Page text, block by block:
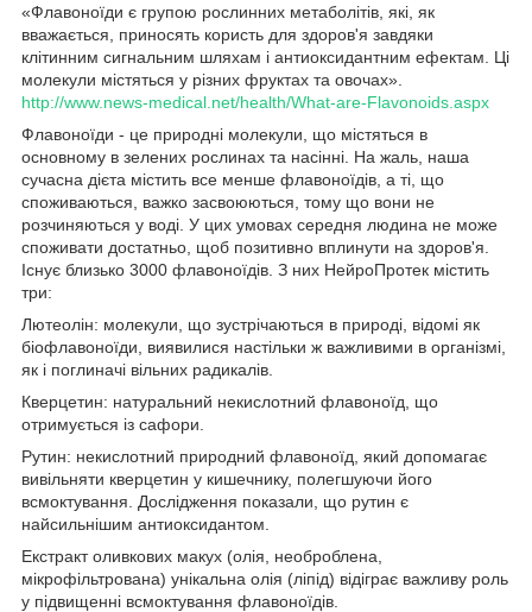
«Флавоноїди є групою рослинних метаболітів, які, як
вважається, приносять користь для здоров'я завдяки
клітинним сигнальним шляхам і антиоксидантним ефектам. Ці
молекули містяться у різних фруктах та овочах».
http://www.news-medical.net/health/What-are-Flavonoids.aspx
Флавоноїди - це природні молекули, що містяться в
основному в зелених рослинах та насінні. На жаль, наша
сучасна дієта містить все менше флавоноїдів, а ті, що
споживаються, важко засвоюються, тому що вони не
розчиняються у воді. У цих умовах середня людина не може
споживати достатньо, щоб позитивно вплинути на здоров'я.
Існує близько 3000 флавоноїдів. З них НейроПротек містить
три:
Лютеолін: молекули, що зустрічаються в природі, відомі як
біофлавоноїди, виявилися настільки ж важливими в організмі,
як і поглиначі вільних радикалів.
Кверцетин: натуральний некислотний флавоноїд, що
отримується із сафори.
Рутин: некислотний природний флавоноїд, який допомагає
вивільняти кверцетин у кишечнику, полегшуючи його
всмоктування. Дослідження показали, що рутин є
найсильнішим антиоксидантом.
Екстракт оливкових макух (олія, необроблена,
мікрофільтрована) унікальна олія (ліпід) відіграє важливу роль
у підвищенні всмоктування флавоноїдів.